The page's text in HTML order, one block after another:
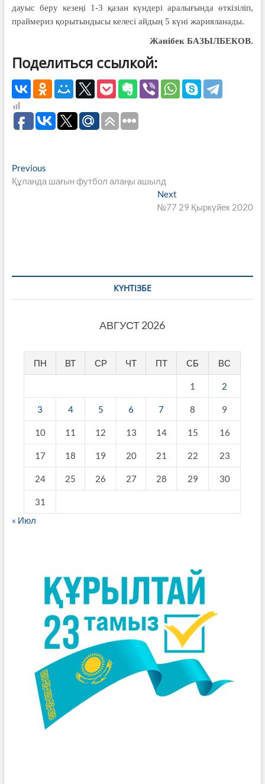
дауыс беру кезеңі 1-3қазан күндері аралығында өткізіліп,
праймериз қорытындысы келесі айдың 5 күні жарияланады.
Жәнібек БАЗЫЛБЕКОВ.
Поделиться ссылкой:
Навигация
по
PreviousPrevious
post:
Құланда шағын футбол алаңы ашылд
Next
post:
№77 29 Қыркүйек 2020
КҮНТІЗБЕ
АВГУСТ 2026
ПН ВТ СР ЧТ ПТ СБ ВС
1 2
3 4 5 6 7 8 9
10 11 12 13 14 15 16
17 18 19 20 21 22 23
24 25 26 27 28 29 30
31
« Июл